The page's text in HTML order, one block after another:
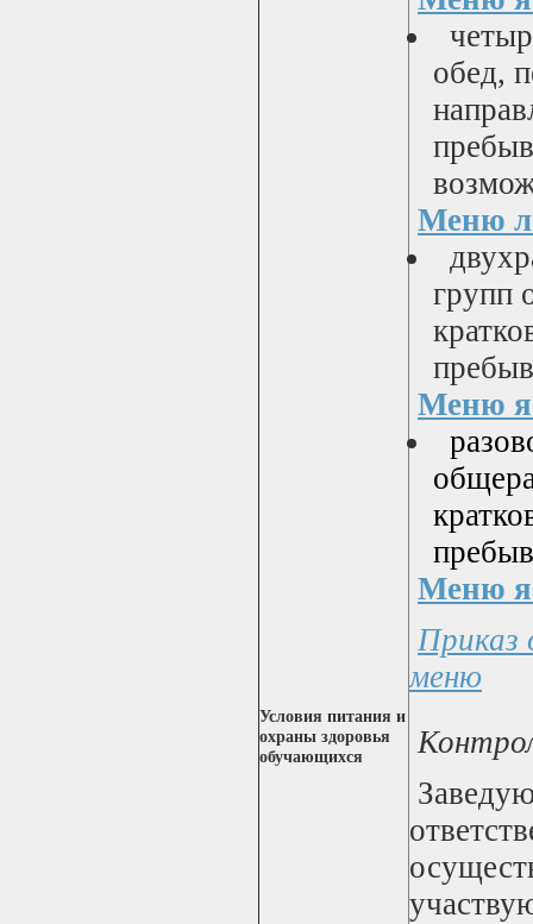
Условия питания и
охраны здоровья
обучающихся
обед,
Меню
групп
Меню
Меню
Приказ
меню